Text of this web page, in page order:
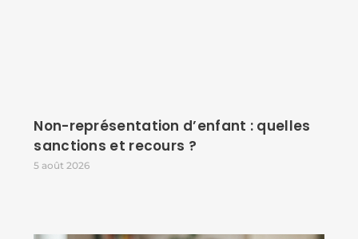
Non-représentation d’enfant : quelles
sanctions et recours ?
5 août 2026